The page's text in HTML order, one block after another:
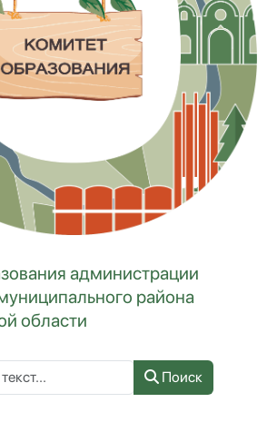
администрации
района
области
Поиск